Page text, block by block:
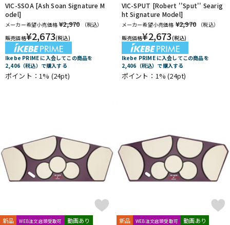
VIC-SSOA [Ash Soan Signature M
odel]
メーカー希望小売価格 ¥2,970
（税込）
販売価格¥2,673(税込)
Ikebe PRIME に入会してこの商品を
2,406（税込）で購入する
ポイント：1% (24pt)
VIC-SPUT [Robert ''Sput'' Searig
ht Signature Model]
メーカー希望小売価格 ¥2,970
（税込）
販売価格¥2,673(税込)
Ikebe PRIME に入会してこの商品を
2,406（税込）で購入する
ポイント：1%(24pt)
新品 WEB注文店頭受取可
動画あり
新品 WEB注文店頭受取可
動画あり